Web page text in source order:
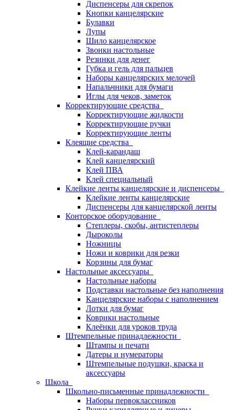
Диспенсеры для скрепок
Кнопки канцелярские
Булавки
Лупы
Шило канцелярское
Звонки настольные
Резинки для денег
Губка и гель для пальцев
Наборы канцелярских мелочей
Напальчники для бумаги
Иглы для чеков, заметок
Корректирующие средства
Корректирующие жидкости
Корректирующие ручки
Корректирующие ленты
Клеящие средства
Клей-карандаш
Клей канцелярский
Клей ПВА
Клей специальный
Клейкие ленты канцелярские и диспенсеры
Клейкие ленты канцелярские
Диспенсеры для канцелярской ленты
Конторское оборудование
Степлеры, скобы, антистеплеры
Дыроколы
Ножницы
Ножи и коврики для резки
Корзины для бумаг
Настольные аксессуары
Настольные наборы
Подставки настольные без наполнения
Канцелярские наборы с наполнением
Лотки для бумаг
Коврики настольные
Клеёнки для уроков труда
Штемпельные принадлежности
Штампы и печати
Датеры и нумераторы
Штемпельные подушки, краска и
аксессуары
Школа
Школьно-письменные принадлежности
Наборы первоклассников